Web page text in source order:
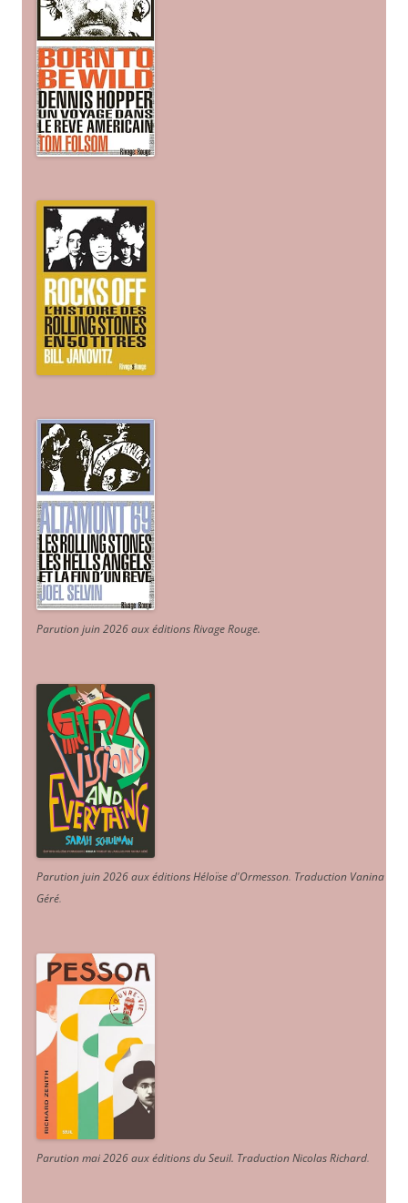
Parution juin 2026 aux éditions Rivage Rouge.
Parution juin 2026 aux éditions Héloïse d'Ormesson. Traduction Vanina
Géré.
Parution mai 2026 aux éditions du Seuil. Traduction Nicolas Richard.